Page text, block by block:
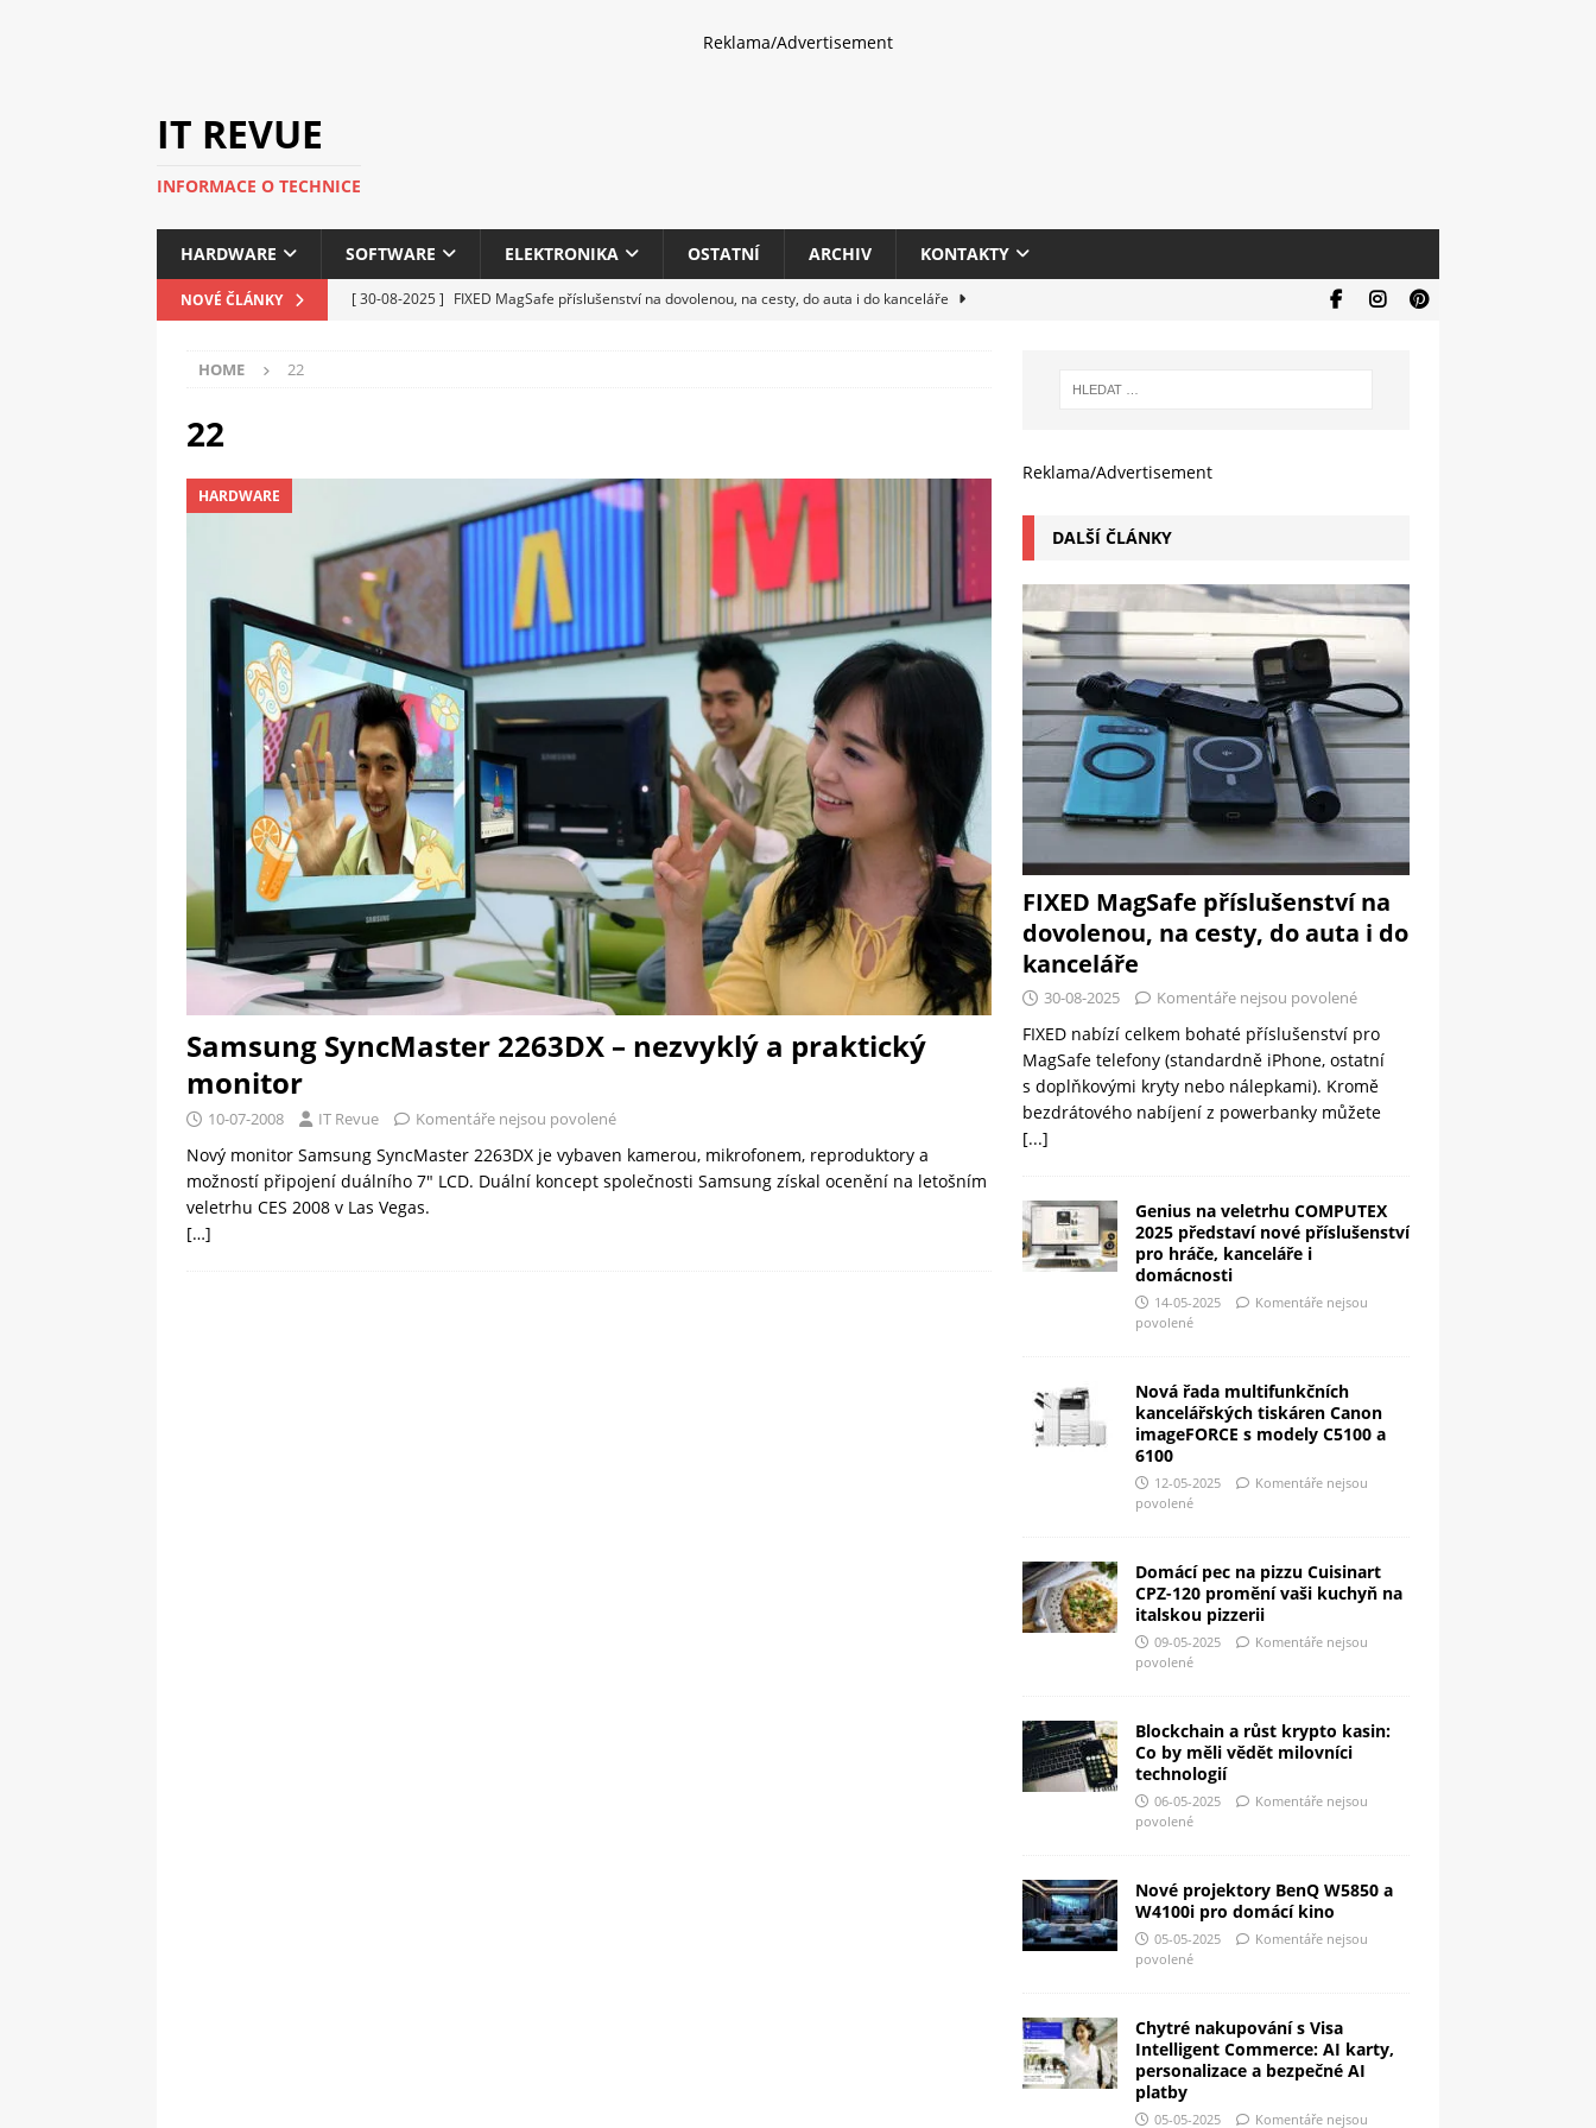
Reklama/Advertisement
IT REVUE
INFORMACE O TECHNICE
HARDWARE SOFTWARE ELEKTRONIKA OSTATNÍ ARCHIV KONTAKTY
NOVÉ ČLÁNKY [ 30-08-2025 ] FIXED MagSafe příslušenství na dovolenou, na cesty, do auta i do kanceláře
PERIFERIE
[ 09-05-2025 ]
Domácí pec na pizzu Cuisinart CPZ-120 promění vaši kuchyň na italskou
pizzerii
OSTATNÍ
[ 06-05-2025 ]
Blockchain a růst krypto kasin: Co by měli vědět milovníci technologií
SOFTWARE
HOME 22
22
HARDWARE
Samsung SyncMaster 2263DX – nezvyklý a praktický
monitor
10-07-2008 IT Revue Komentáře nejsou povolené
Nový monitor Samsung SyncMaster 2263DX je vybaven kamerou, mikrofonem, reproduktory a
možností připojení duálního 7″ LCD. Duální koncept společnosti Samsung získal ocenění na letošním
veletrhu CES 2008 v Las Vegas.
[…]
Reklama/Advertisement
DALŠÍ ČLÁNKY
FIXED MagSafe příslušenství na
dovolenou, na cesty, do auta i do
kanceláře
30-08-2025 Komentáře nejsou povolené
FIXED nabízí celkem bohaté příslušenství pro
MagSafe telefony (standardně iPhone, ostatní
s doplňkovými kryty nebo nálepkami). Kromě
bezdrátového nabíjení z powerbanky můžete
[...]
Genius na veletrhu COMPUTEX
2025 představí nové příslušenství
pro hráče, kanceláře i
domácnosti
14-05-2025
Komentáře nejsou
povolené
Nová řada multifunkčních
kancelářských tiskáren Canon
imageFORCE s modely C5100 a
6100
12-05-2025
Komentáře nejsou
povolené
Domácí pec na pizzu Cuisinart
CPZ-120 promění vaši kuchyň na
italskou pizzerii
09-05-2025
Komentáře nejsou
povolené
Blockchain a růst krypto kasin:
Co by měli vědět milovníci
technologií
06-05-2025
Komentáře nejsou
povolené
Nové projektory BenQ W5850 a
W4100i pro domácí kino
05-05-2025
Komentáře nejsou
povolené
Chytré nakupování s Visa
Intelligent Commerce: AI karty,
personalizace a bezpečné AI
platby
05-05-2025 Komentáře nejsou